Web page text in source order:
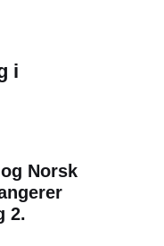
i
Norsk
2.